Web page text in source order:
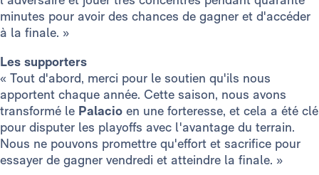
minutes pour avoir des chances de gagner et d'accéder
à la finale. »
Les supporters
« Tout d'abord, merci pour le soutien qu'ils nous
apportent chaque année. Cette saison, nous avons
transformé le Palacio en une forteresse, et cela a été clé
pour disputer les playoffs avec l'avantage du terrain.
Nous ne pouvons promettre qu'effort et sacrifice pour
essayer de gagner vendredi et atteindre la finale. »